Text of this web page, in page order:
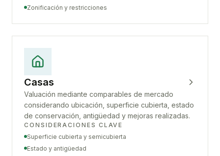
Zonificación y restricciones
Casas
Valuación mediante comparables de mercado
considerando ubicación, superficie cubierta, estado
de conservación, antigüedad y mejoras realizadas.
CONSIDERACIONES CLAVE
Superficie cubierta y semicubierta
Estado y antigüedad